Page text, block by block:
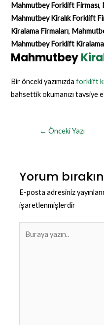
Mahmutbey Forklift Firması,
Mahmutbey Kiralık Forklift
Kiralama Firmaları,
Mahmutbey Forklift Kiralama
Mahmutbey
Bir önceki yazımızda forklift
bahsettik okumanızı tavsiye
← Önceki Yazı
Yorum bırakın
E-posta adresiniz
işaretlenmişlerdir